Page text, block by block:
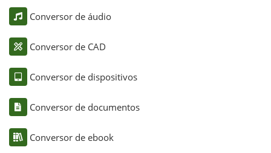
Conversor de áudio
Conversor de CAD
Conversor de dispositivos
Conversor de documentos
Conversor de ebook